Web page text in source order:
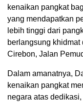
kenaikan pangkat
yang mendapatkan
lebih tinggi dari
berlangsung
Cirebon, Jalan
Dalam amanatnya,
kenaikan pangkat
negara atas